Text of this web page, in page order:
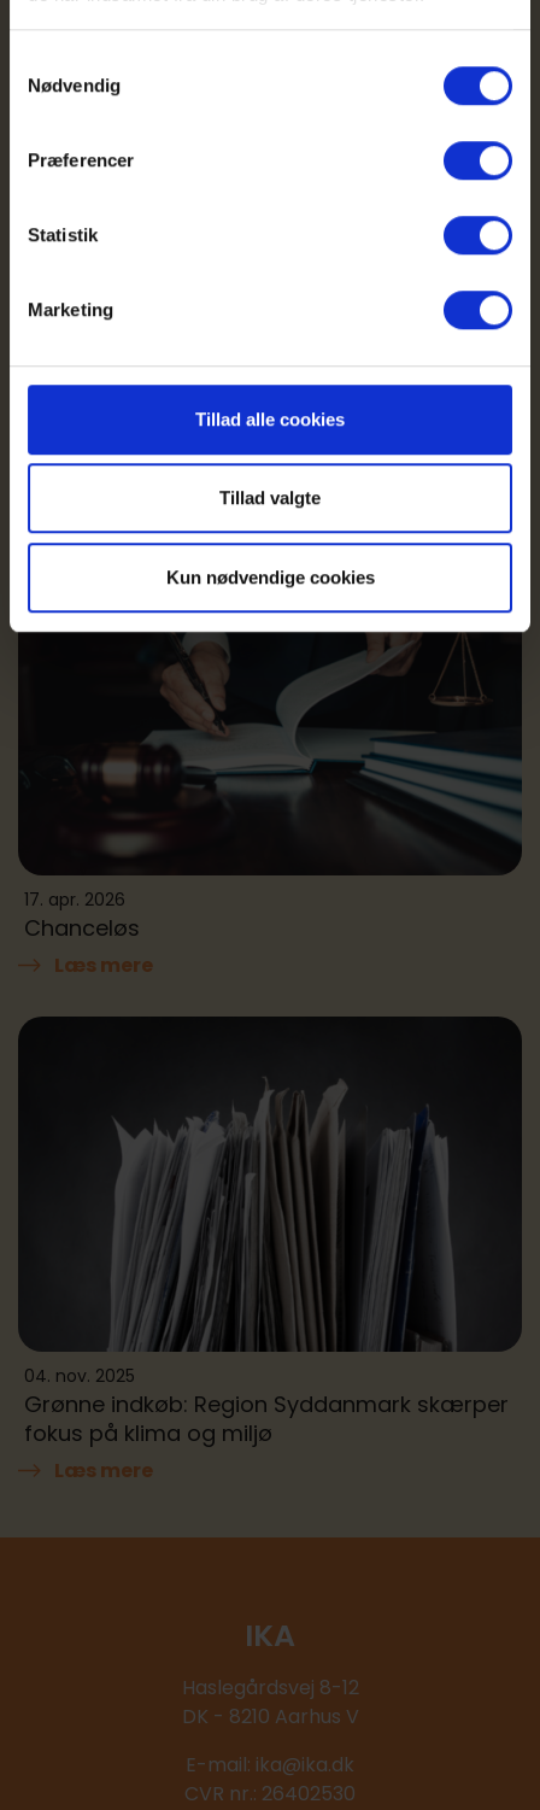
Nødvendig
Præferencer
Statistik
Marketing
Tillad alle cookies
Tillad valgte
Kun nødvendige cookies
28. apr. 2026
Stil krav - det gør vi! Sof Medica, DYKA – og
opgøret med den “neutrale” kravspecifikation.
17. apr. 2026
Chanceløs
Læs mere
04. nov. 2025
Grønne indkøb: Region Syddanmark skærper
fokus på klima og miljø
Læs mere
IKA
Haslegårdsvej 8-12
DK - 8210 Aarhus V
E-mail: ika@ika.dk
CVR nr.: 26402530